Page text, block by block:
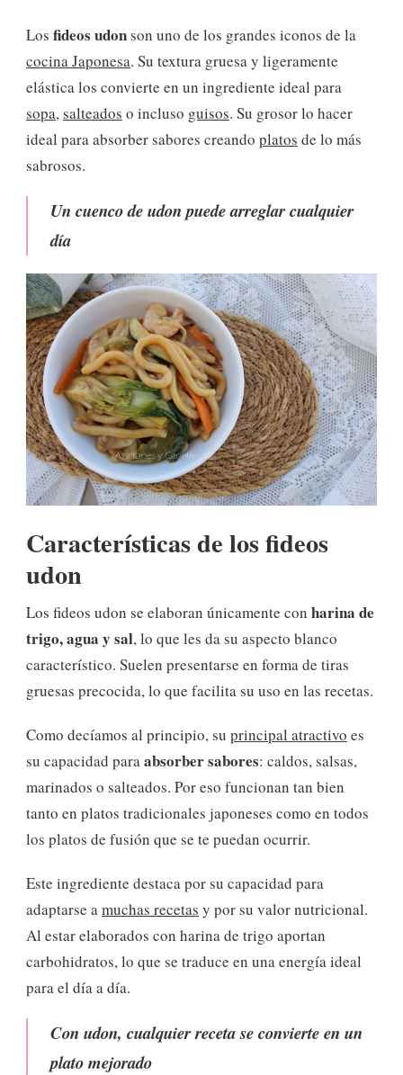
UN
CLÁSICO
JAPONÉS
QUE
FALLA
Los fideos udonson uno de los grandes iconos de la
cocina Japonesa. Su textura gruesa y ligeramente
elástica los convierte en un ingrediente ideal para
sopa,salteados o incluso guisos. Su grosor lo hacer
ideal para absorber sabores creando platos de lo más
sabrosos.
Un cuenco de udon puede arreglar cualquier
día
Características de los fideos
udon
Los fideos udon se elaboran únicamente con harina de
trigo, agua y sal, lo que les da su aspecto blanco
característico. Suelen presentarse en forma de tiras
gruesas precocida, lo que facilita su uso en las recetas.
Como decíamos al principio, su principal atractivo es
su capacidad paraabsorber sabores: caldos, salsas,
marinados o salteados. Por eso funcionan tan bien
tanto en platos tradicionales japoneses como en todos
los platos de fusión que se te puedan ocurrir.
Este ingrediente destaca por su capacidad para
adaptarse amuchas recetas y por su valor nutricional.
Al estar elaborados con harina de trigo aportan
carbohidratos, lo que se traduce en una energía ideal
para el día a día.
Con udon, cualquier receta se convierte en un
plato mejorado